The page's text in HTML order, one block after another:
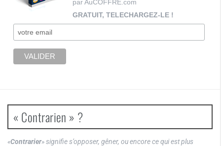
par AuCOFFRE.com
GRATUIT, TELECHARGEZ-LE !
« Contrarien » ?
«Contrarier» signifie s’opposer, gêner, ou encore ce qui est plus